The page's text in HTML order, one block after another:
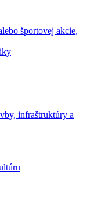
športovej akcie,
infraštruktúry a